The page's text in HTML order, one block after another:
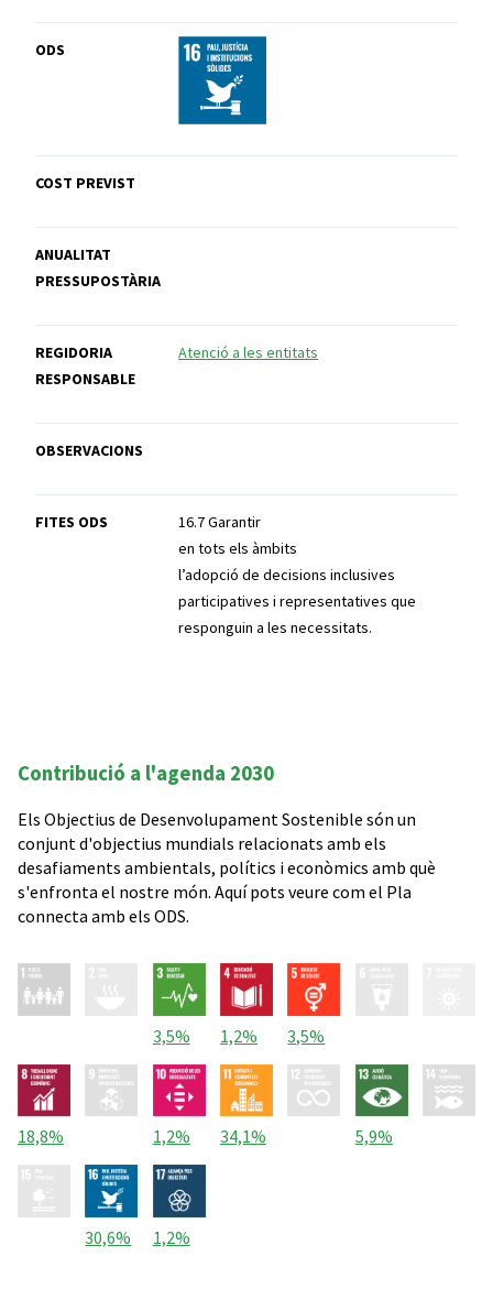
ODS
COST PREVIST
ANUALITAT
PRESSUPOSTÀRIA
REGIDORIA
RESPONSABLE
Atenció a les entitats
OBSERVACIONS
FITES ODS
16.7 Garantir
en tots els àmbits
l’adopció de decisions inclusives
participatives i representatives que
responguin a les necessitats.
Contribució a l'agenda 2030
Els Objectius de Desenvolupament Sostenible són un
conjunt d'objectius mundials relacionats amb els
desafiaments ambientals, polítics i econòmics amb què
s'enfronta el nostre món. Aquí pots veure com el Pla
connecta amb els ODS.
3,5% 1,2% 3,5%
18,8% 1,2% 34,1% 5,9%
30,6% 1,2%